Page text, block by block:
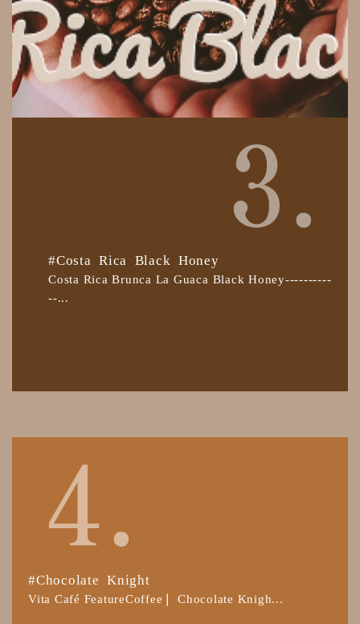
#Costa Rica Black Honey
Costa Rica Brunca La Guaca Black Honey----------
--...
#Chocolate Knight
Vita Café FeatureCoffee❘ Chocolate Knigh...